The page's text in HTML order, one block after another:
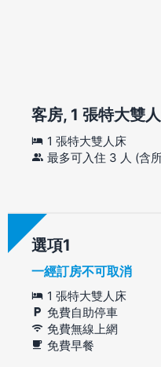
客房, 1 張特大雙
1 張特大雙人床
最多可入住 3 人 (含
選項
一經訂房不可取消
1 張特大雙人床
免費自助停車
免費無線上網
免費早餐